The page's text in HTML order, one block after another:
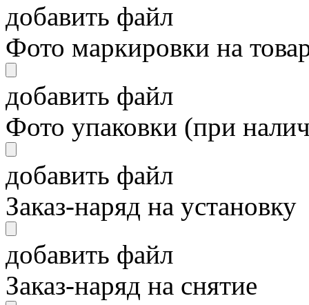
добавить файл
Фото маркировки на
добавить файл
Фото упаковки (при
добавить файл
Заказ-наряд на установку
добавить файл
Заказ-наряд на снятие